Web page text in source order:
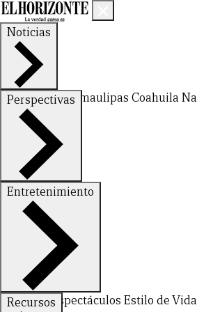
Noticias
Nuevo LeónTamaulipas Coahuila
Perspectivas
FinanzasOpinión
Entretenimiento
DeportesEspectáculos Estilo de Vida
Recursos
CERRAR